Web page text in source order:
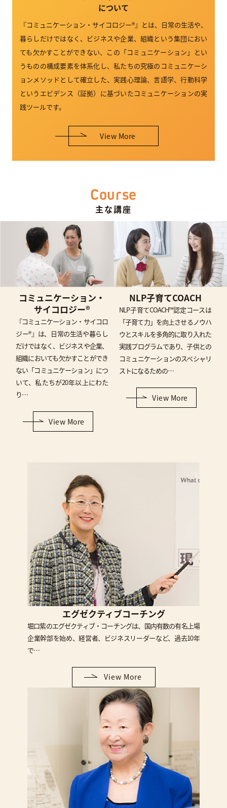
について
『コミュニケーション・サイコロジー®』とは、日常の生活や、
暮らしだけではなく、ビジネスや企業、組織という集団におい
ても欠かすことができない、この「コミュニケーション」とい
うものの構成要素を体系化し、私たちの究極のコミュニケーシ
ョンメソッドとして確立した、実践心理論、言語学、行動科学
というエビデンス（証拠）に基づいたコミュニケーションの実
践ツールです。
View More
Course
主な講座
コミュニケーション・
サイコロジー®
『コミュニケーション・サイコロ
ジー®』は、日常の生活や暮らし
だけではなく、ビジネスや企業、
組織においても欠かすことができ
ない「コミュニケーション」につ
いて、私たちが20年以上にわた
り…
View More
NLP子育てCOACH
NLP子育てCOACH™認定コースは
「子育て力」を向上させるノウハ
ウとスキルを多角的に取り入れた
実践プログラムであり、子供との
コミュニケーションのスペシャリ
ストになるための…
View More
エグゼクティブコーチング
堀口紫のエグゼクティブ・コーチングは、国内有数の有名上場
企業幹部を始め、経営者、ビジネスリーダーなど、過去10年
で…
View More